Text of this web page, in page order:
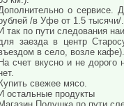
о сервисе.
/в Уфе от 1.5
И так по пути следования
заезда в центр
в село, возле
На счет вкусно и не
Купить свежее мясо.
И остальные продукты